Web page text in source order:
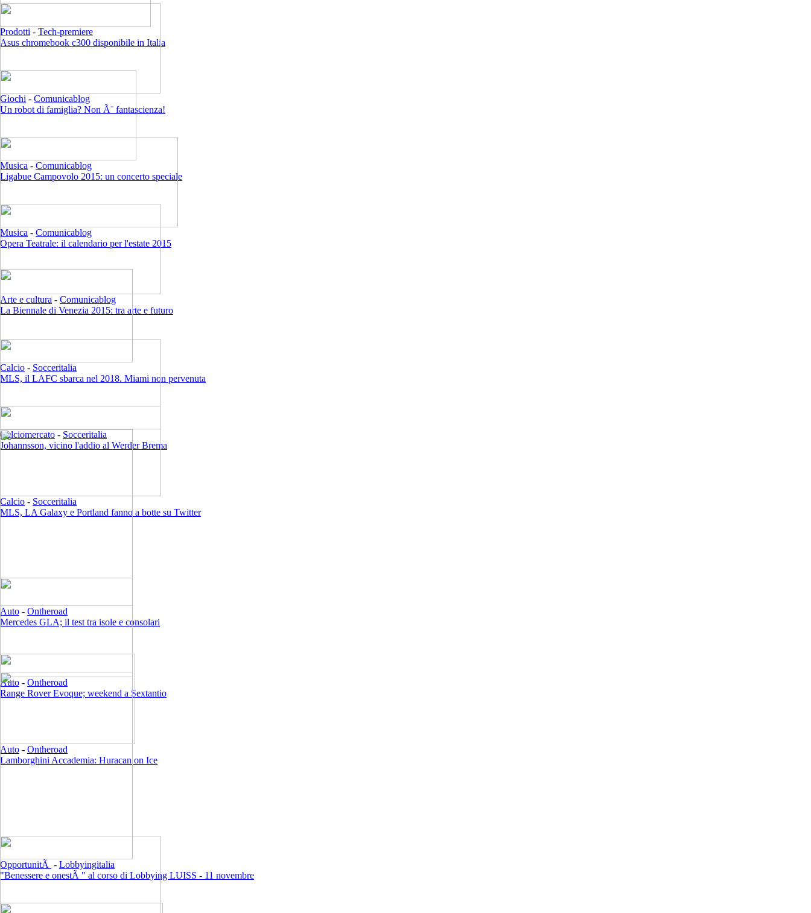
Prodotti - Tech-premiere
Asus chromebook c300 disponibile in Italia
Giochi - Comunicablog
Un robot di famiglia? Non Ã¨ fantascienza!
Musica - Comunicablog
Ligabue Campovolo 2015: un concerto speciale
Musica - Comunicablog
Opera Teatrale: il calendario per l'estate 2015
Arte e cultura - Comunicablog
La Biennale di Venezia 2015: tra arte e futuro
Calcio - Socceritalia
MLS, il LAFC sbarca nel 2018. Miami non pervenuta
Calciomercato - Socceritalia
Johannsson, vicino l'addio al Werder Brema
Calcio - Socceritalia
MLS, LA Galaxy e Portland fanno a botte su Twitter
Auto - Ontheroad
Mercedes GLA; il test tra isole e consolari
Auto - Ontheroad
Range Rover Evoque; weekend a Sextantio
Auto - Ontheroad
Lamborghini Accademia: Huracan on Ice
OpportunitÃ - Lobbyingitalia
"Benessere e onestÃ " al corso di Lobbying LUISS - 11 novembre